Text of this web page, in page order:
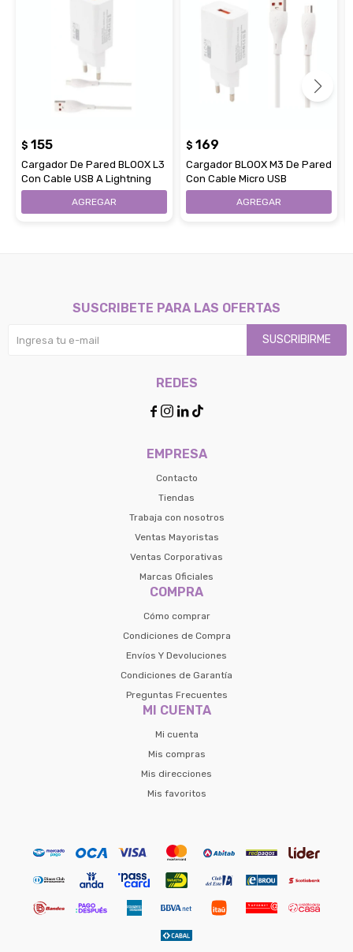
$ 155
Cargador De Pared BLOOX L3
Con Cable USB A Lightning
$ 169
Cargador BLOOX M3 De Pared
Con Cable Micro USB
EMPRESA
Contacto
Tiendas
Trabaja con nosotros
Ventas Mayoristas
Ventas Corporativas
Marcas Oficiales
COMPRA
Cómo comprar
Condiciones de Compra
Envíos Y Devoluciones
Condiciones de Garantía
Preguntas Frecuentes
MI CUENTA
Mi cuenta
Mis compras
Mis direcciones
Mis favoritos
SUSCRIBETE PARA LAS OFERTAS
SUSCRIBIRME
REDES
   